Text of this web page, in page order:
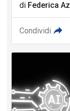
di Federica
Condividi